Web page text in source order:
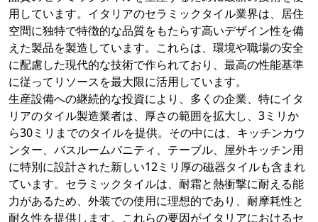
用しています。イタリアのセラミックタイル業界は、居住
空間に独特で特徴的な品質をもたらす高いデザイン性を備
えた製品を製造しています。これらは、環境や職場の安全
に配慮した現代的な技術で作られており、最高の性能基準
に従ってリソースを最大限に活用しています。
生産設備への継続的な投資により、多くの企業、特にイタ
リアのタイル製造業者は、厚さの範囲を拡大し、3ミリか
ら30ミリまでのタイルを提供。その中には、キッチンカウ
ンター、バスルームバニティ、テーブル、屋外キッチン用
に特別に設計された新しい12ミリ厚の磁器タイルも含まれ
ています。セラミックタイルは、耐霜と熱衝撃に耐える能
力があるため、外装での使用に理想的であり、耐摩耗性と
耐久性を提供します。これらの要因がイタリアにおけるセ